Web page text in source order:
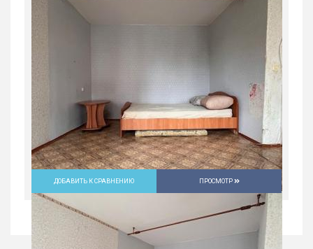
Россия, Свердловская область, Нижний
44.2 м
ДОБАВИТЬ К СРАВНЕНИЮ ПРОСМОТР